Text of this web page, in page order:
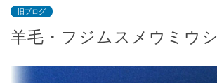
旧ブログ
羊毛・フジムスメウミウシ